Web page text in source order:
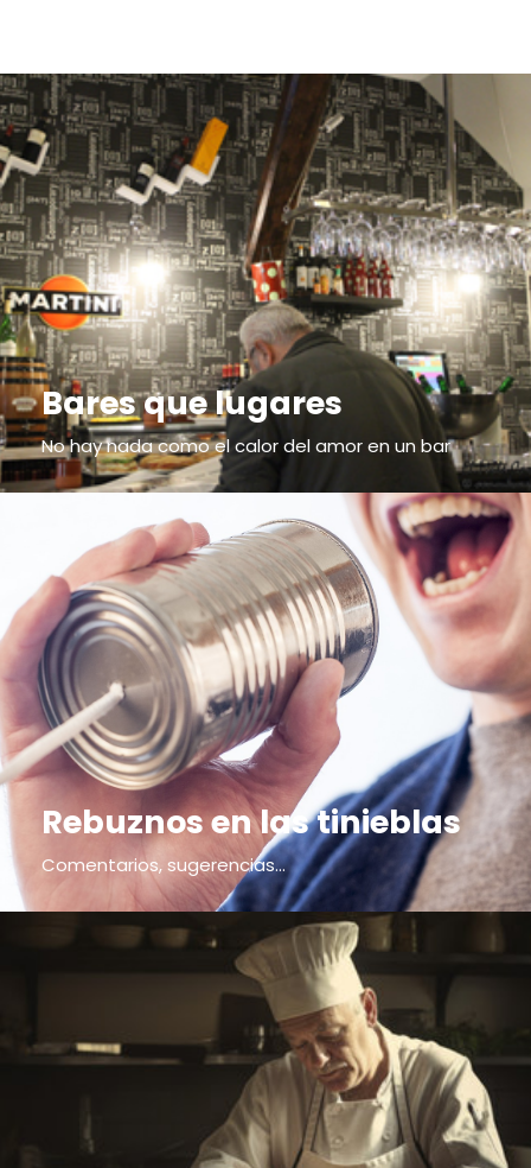
Bares que lugares
No hay nada como el calor del amor en un bar
Rebuznos en las tinieblas
Comentarios, sugerencias...